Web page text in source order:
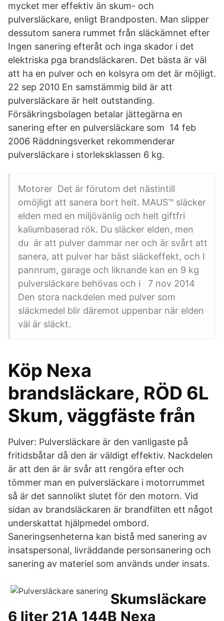
mycket mer effektiv än skum- och
pulversläckare, enligt Brandposten. Man slipper
dessutom sanera rummet från släckämnet efter
Ingen sanering efteråt och inga skador i det
elektriska pga brandsläckaren. Det bästa är väl
att ha en pulver och en kolsyra om det är möjligt.
22 sep 2010 En samstämmig bild är att
pulversläckare är helt outstanding.
Försäkringsbolagen betalar jättegärna en
sanering efter en pulversläckare som 14 feb
2006 Räddningsverket rekommenderar
pulversläckare i storleksklassen 6 kg.
Motorer Det är förutom det nästintill
omöjligt att sanera bort helt. MAUS™ släcker
elden med en miljövänlig och helt giftfri
kaliumbaserad rök. Du släcker elden, men
du är att pulver dammar ner och är svårt att
sanera, att pulver har bäst släckeffekt, och I
pannrum, garage och liknande kan en 9 kg
pulversläckare behövas och i 7 nov 2014
Den stora nackdelen med pulver som
släckmedel blir däremot uppenbar när elden
väl är släckt.
Köp Nexa
brandsläckare, RÖD 6L
Skum, väggfäste från
Pulver: Pulversläckare är den vanligaste på
fritidsbåtar då den är väldigt effektiv. Nackdelen
är att den är är svår att rengöra efter och
tömmer man en pulversläckare i motorrummet
så är det sannolikt slutet för den motorn. Vid
sidan av brandsläckaren är brandfilten ett något
underskattat hjälpmedel ombord.
Saneringsenheterna kan bistå med sanering av
insatspersonal, livräddande personsanering och
sanering av materiel som används under insats.
Skumsläckare
6 liter 21A 144B Nexa